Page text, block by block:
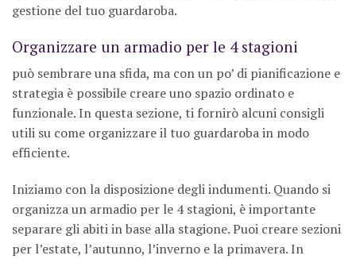
gestione del tuo guardaroba.
Organizzare un armadio per le 4 stagioni
può sembrare una sfida, ma con un po’ di pianificazione e
strategia è possibile creare uno spazio ordinato e
funzionale. In questa sezione, ti fornirò alcuni consigli
utili su come organizzare il tuo guardaroba in modo
efficiente.
Iniziamo con la disposizione degli indumenti. Quando si
organizza un armadio per le 4 stagioni, è importante
separare gli abiti in base alla stagione. Puoi creare sezioni
per l’estate, l’autunno, l’inverno e la primavera. In